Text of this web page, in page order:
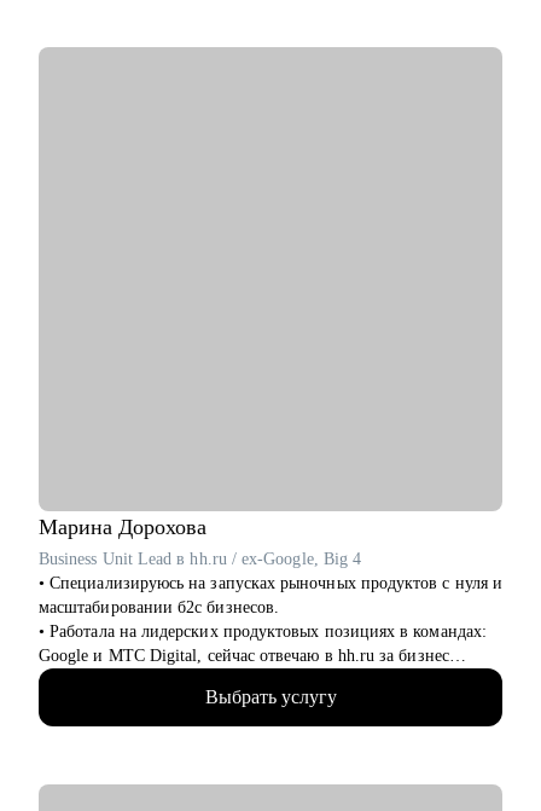
Марина Дорохова
Business Unit Lead в hh.ru / ex-Google, Big 4
• Специализируюсь на запусках рыночных продуктов с нуля и
масштабировании б2с бизнесов.
• Работала на лидерских продуктовых позициях в командах:
Google и МТС Digital, сейчас отвечаю в hh.ru за бизнес
направление.
• В прикладном смысле понимаю потребности работодателей
к кандидатам и сотрудникам, благодаря опыту в индустрии
Выбрать услугу